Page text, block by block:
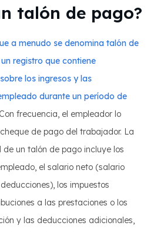
talón de pago?
a menudo se denomina talón de
registro que contiene
los ingresos y las
durante un período de
Con frecuencia, el empleador lo
de pago del trabajador. La
un talón de pago incluye los
el salario neto (salario
los impuestos
a las prestaciones o los
y las deducciones adicionales,